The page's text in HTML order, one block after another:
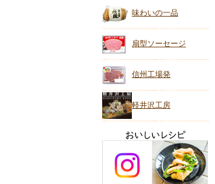
味わいの一品
扇型ソーセージ
信州工場発
軽井沢工房